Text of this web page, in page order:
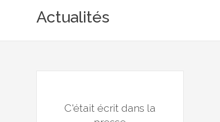
Actualités
C'était écrit dans la